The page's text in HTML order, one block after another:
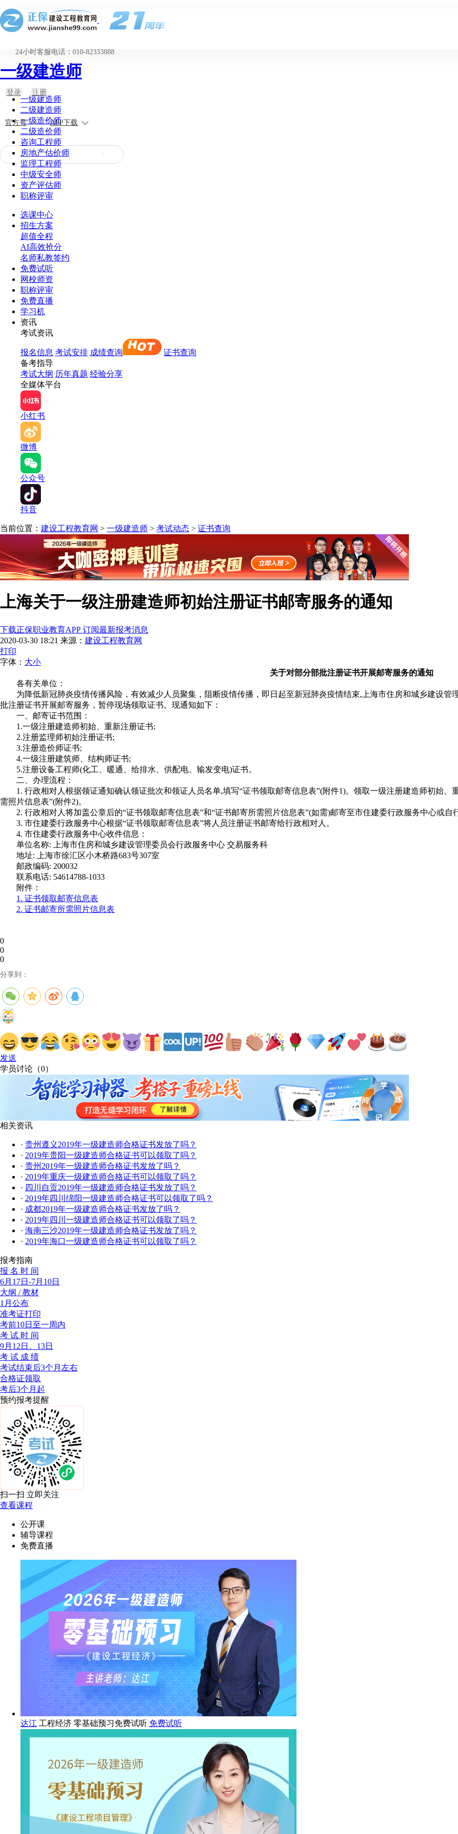
24小时客服电话：010-82333888
登录 注册
官方号 APP下载
一级建造师
一级建造师
二级建造师
一级造价师
二级造价师
咨询工程师
房地产估价师
监理工程师
中级安全师
资产评估师
职称评审
选课中心
招生方案
超值全程
AI高效抢分
名师私教签约
免费试听
网校师资
职称评审
免费直播
学习机
资讯
考试资讯
报名信息 考试安排 成绩查询
证书查询
备考指导
考试大纲 历年真题 经验分享
全媒体平台
小红书
微博
公众号
抖音
当前位置： 建设工程教育网 > 一级建造师 > 考试动态 > 证书查询
上海关于一级注册建造师初始注册证书邮寄服务的通知
下载正保职业教育APP 订阅最新报考消息
2020-03-30 18:21 来源： 建设工程教育网
打印
字体： 大小
关于对部分部批注册证书开展邮寄服务的通知
各有关单位：
为降低新冠肺炎疫情传播风险，有效减少人员聚集，阻断疫情传播，即日起至新冠肺炎疫情结束,上海市住房和城乡建设管
批注册证书开展邮寄服务，暂停现场领取证书。现通知如下：
一、邮寄证书范围：
1.一级注册建造师初始、重新注册证书;
2.注册监理师初始注册证书;
3.注册造价师证书;
4.一级注册建筑师、结构师证书;
5.注册设备工程师(化工、暖通、给排水、供配电、输发变电)证书。
二、办理流程：
1. 行政相对人根据领证通知确认领证批次和领证人员名单,填写“证书领取邮寄信息表”(附件1)。领取一级注册建造师初始、重新注册证书或注册造价师初始注册证书的还需填写“证书邮寄所
需照片信息表”(附件2)。
2. 行政相对人将加盖公章后的“证书领取邮寄信息表”和“证书邮寄所需照片信息表”(如需)邮寄至市住建委行政服务中心或
3. 市住建委行政服务中心根据“证书领取邮寄信息表”将人员注册证书邮寄给行政相对人。
4. 市住建委行政服务中心收件信息：
单位名称: 上海市住房和城乡建设管理委员会行政服务中心 交易服务科
地址: 上海市徐汇区小木桥路683号307室
邮政编码: 200032
联系电话: 54614788-1033
附件：
1. 证书领取邮寄信息表
2. 证书邮寄所需照片信息表
0
0
0
分享到：
发送
学员讨论（0）
相关资讯
· 贵州遵义2019年一级建造师合格证书发放了吗？
· 2019年贵阳一级建造师合格证书可以领取了吗？
· 贵州2019年一级建造师合格证书发放了吗？
· 2019年重庆一级建造师合格证书可以领取了吗？
· 四川自贡2019年一级建造师合格证书发放了吗？
· 2019年四川绵阳一级建造师合格证书可以领取了吗？
· 成都2019年一级建造师合格证书发放了吗？
· 2019年四川一级建造师合格证书可以领取了吗？
· 海南三沙2019年一级建造师合格证书发放了吗？
· 2019年海口一级建造师合格证书可以领取了吗？
报考指南
报 名 时 间
6月17日-7月10日
大纲 / 教材
1月公布
准考证打印
考前10日至一周内
考 试 时 间
9月12日、13日
考 试 成 绩
考试结束后3个月左右
合格证领取
考后3个月起
预约报考提醒
扫一扫 立即关注
查看课程
公开课
辅导课程
免费直播
达江 工程经济 零基础预习免费试听 免费试听